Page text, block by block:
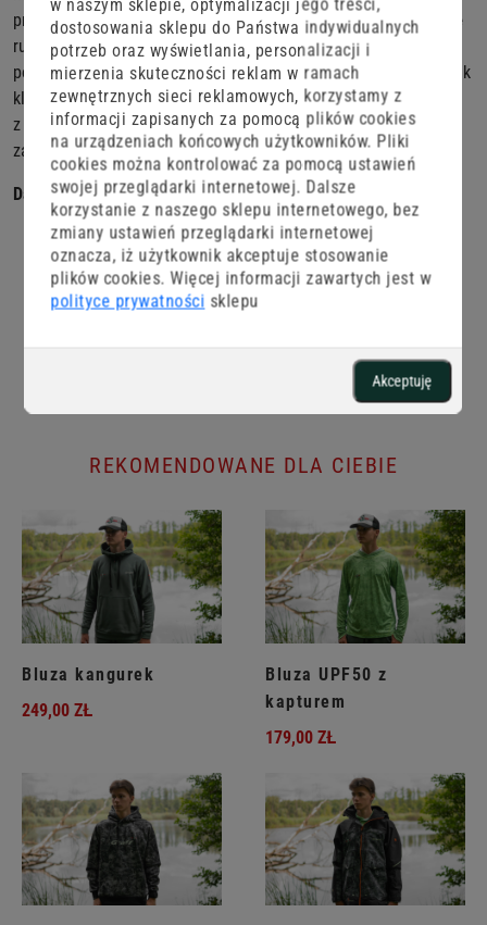
w naszym sklepie, optymalizacji jego treści,
dostosowania sklepu do Państwa indywidualnych
potrzeb oraz wyświetlania, personalizacji i
mierzenia skuteczności reklam w ramach
zewnętrznych sieci reklamowych, korzystamy z
informacji zapisanych za pomocą plików cookies
na urządzeniach końcowych użytkowników. Pliki
cookies można kontrolować za pomocą ustawień
swojej przeglądarki internetowej. Dalsze
korzystanie z naszego sklepu internetowego, bez
zmiany ustawień przeglądarki internetowej
oznacza, iż użytkownik akceptuje stosowanie
plików cookies. Więcej informacji zawartych jest w
polityce prywatności sklepu
Akceptuję
przyjemnego w dotyku materiału, gwarantują komfort i swobodę
ruchów. Boczne, wsuwane kieszenie dodają im funkcjonalności,
pozwalając na przechowywanie drobnych przedmiotów, takich jak
klucze czy telefon. Spodnie świetnie komponują się zarówno
z bluzą z kompletu, jak i innymi elementami garderoby,
zapewniając uniwersalność i wygodę.
Dane techniczne:
Bawełna 25%
Poliester 75%
REKOMENDOWANE DLA CIEBIE
Bluza kangurek
249,00 ZŁ
Bluza UPF50 z
kapturem
179,00 ZŁ